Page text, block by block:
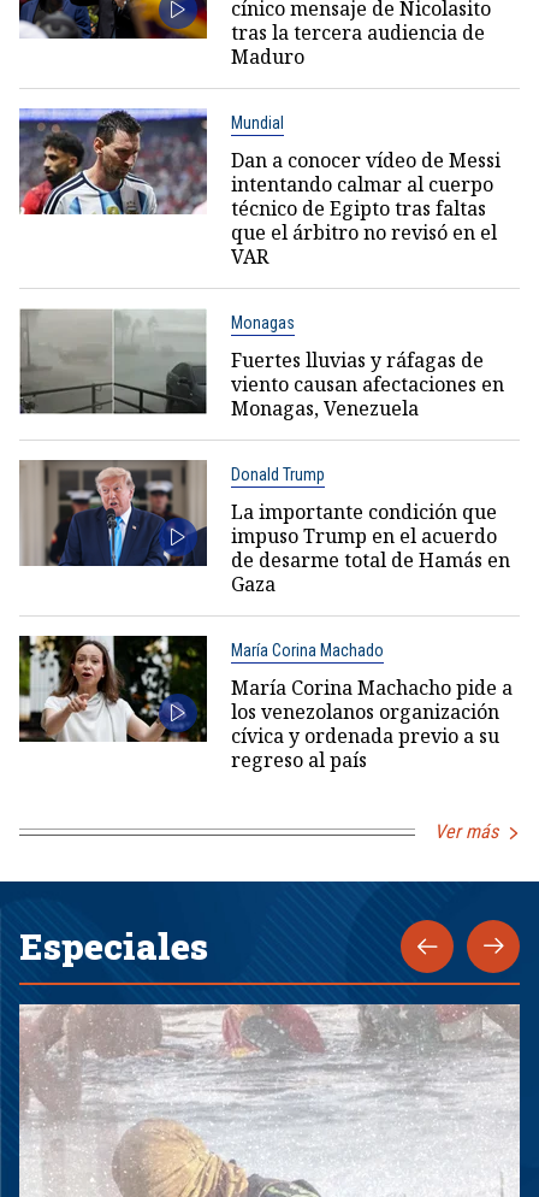
cínico mensaje de Nicolasito
tras la tercera audiencia de
Maduro
Mundial
Dan a conocer vídeo de Messi
intentando calmar al cuerpo
técnico de Egipto tras faltas
que el árbitro no revisó en el
VAR
Monagas
Fuertes lluvias y ráfagas de
viento causan afectaciones en
Monagas, Venezuela
Donald Trump
La importante condición que
impuso Trump en el acuerdo
de desarme total de Hamás en
Gaza
María Corina Machado
María Corina Machacho pide a
los venezolanos organización
cívica y ordenada previo a su
regreso al país
Ver más
Especiales